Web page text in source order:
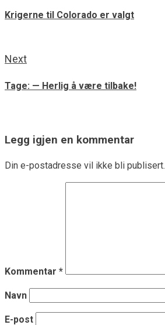
Reading
Krigerne til Colorado er valgt
NextNext
Tage: — Herlig å være tilbake!
Legg igjen en kommentar
Din e-postadresse vil ikke bli publisert.
Kommentar *
Navn
E-post